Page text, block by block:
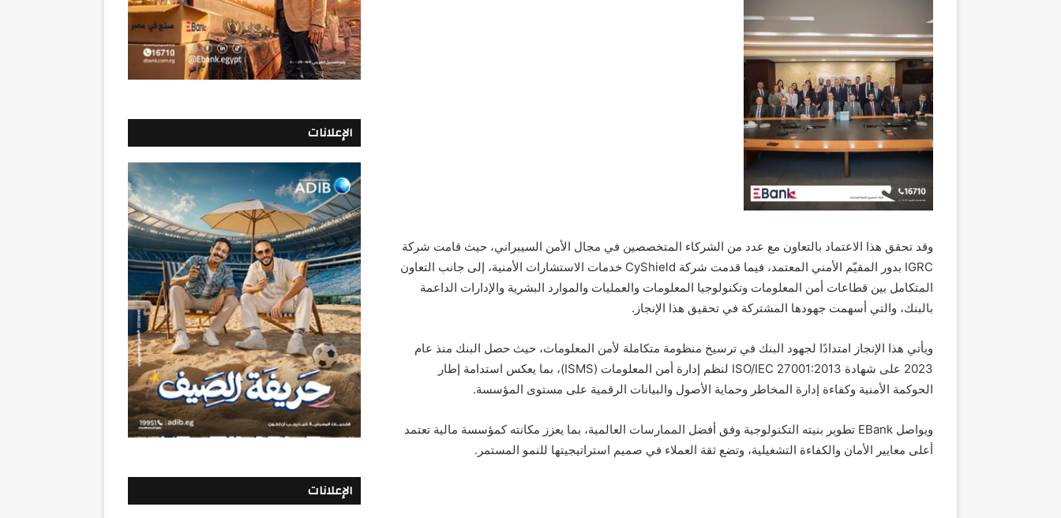
وقد تحقق هذا الاعتماد بالتعاون مع عدد من الشركاء المتخصصين في مجال الأمن السيبراني، حيث قامت شركة
IGRC بدور المقيّم الأمني المعتمد، فيما قدمت شركة CyShield خدمات الاستشارات الأمنية، إلى جانب التعاون
المتكامل بين قطاعات أمن المعلومات وتكنولوجيا المعلومات والعمليات والموارد البشرية والإدارات الداعمة
بالبنك، والتي أسهمت جهودها المشتركة في تحقيق هذا الإنجاز.
ويأتي هذا الإنجاز امتدادًا لجهود البنك في ترسيخ منظومة متكاملة لأمن المعلومات، حيث حصل البنك منذ عام
2023 على شهادة ISO/IEC 27001:2013 لنظم إدارة أمن المعلومات (ISMS)، بما يعكس استدامة إطار
الحوكمة الأمنية وكفاءة إدارة المخاطر وحماية الأصول والبيانات الرقمية على مستوى المؤسسة.
ويواصل EBank تطوير بنيته التكنولوجية وفق أفضل الممارسات العالمية، بما يعزز مكانته كمؤسسة مالية تعتمد
أعلى معايير الأمان والكفاءة التشغيلية، وتضع ثقة العملاء في صميم استراتيجيتها للنمو المستمر.
الإعلانات
الإعلانات